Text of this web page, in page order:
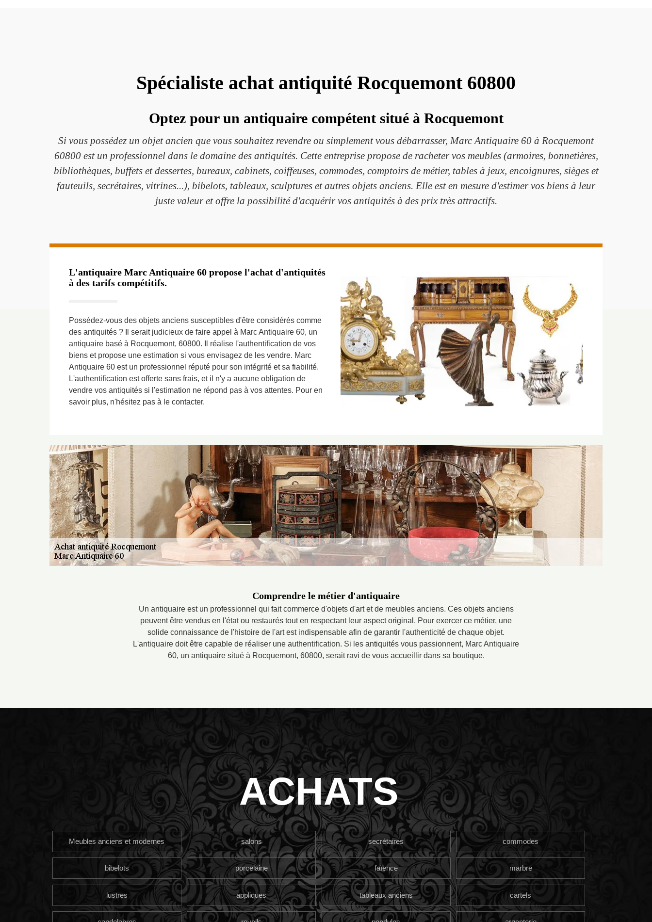
Spécialiste achat antiquité Rocquemont 60800
Optez pour un antiquaire compétent situé à Rocquemont
Si vous possédez un objet ancien que vous souhaitez revendre ou simplement vous débarrasser, Marc Antiquaire 60 à Rocquemont
60800 est un professionnel dans le domaine des antiquités. Cette entreprise propose de racheter vos meubles (armoires, bonnetières,
bibliothèques, buffets et dessertes, bureaux, cabinets, coiffeuses, commodes, comptoirs de métier, tables à jeux, encoignures, sièges et
fauteuils, secrétaires, vitrines...), bibelots, tableaux, sculptures et autres objets anciens. Elle est en mesure d'estimer vos biens à leur
juste valeur et offre la possibilité d'acquérir vos antiquités à des prix très attractifs.
L'antiquaire Marc Antiquaire 60 propose l'achat d'antiquités
à des tarifs compétitifs.
Possédez-vous des objets anciens susceptibles d'être considérés comme
des antiquités ? Il serait judicieux de faire appel à Marc Antiquaire 60, un
antiquaire basé à Rocquemont, 60800. Il réalise l'authentification de vos
biens et propose une estimation si vous envisagez de les vendre. Marc
Antiquaire 60 est un professionnel réputé pour son intégrité et sa fiabilité.
L'authentification est offerte sans frais, et il n'y a aucune obligation de
vendre vos antiquités si l'estimation ne répond pas à vos attentes. Pour en
savoir plus, n'hésitez pas à le contacter.
Comprendre le métier d'antiquaire
Un antiquaire est un professionnel qui fait commerce d'objets d'art et de meubles anciens. Ces objets anciens
peuvent être vendus en l'état ou restaurés tout en respectant leur aspect original. Pour exercer ce métier, une
solide connaissance de l'histoire de l'art est indispensable afin de garantir l'authenticité de chaque objet.
L'antiquaire doit être capable de réaliser une authentification. Si les antiquités vous passionnent, Marc Antiquaire
60, un antiquaire situé à Rocquemont, 60800, serait ravi de vous accueillir dans sa boutique.
ACHATS
Meubles anciens et modernes salons secrétaires commodes
bibelots porcelaine faïence marbre
lustres appliques tableaux anciens cartels